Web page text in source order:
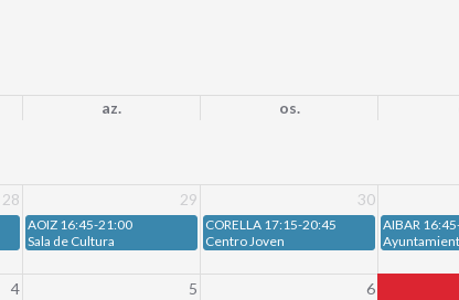
az. os.
28 29 30
AOIZ 16:45-21:00
Sala de Cultura
CORELLA 17:15-20:45
Centro Joven
AIBAR
4 5 6